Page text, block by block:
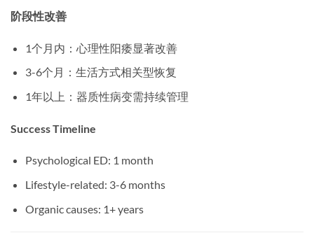
阶段性改善
1个月内：心理性阳痿显著改善
3-6个月：生活方式相关型恢复
1年以上：器质性病变需持续管理
Success Timeline
Psychological ED: 1 month
Lifestyle-related: 3-6 months
Organic causes: 1+ years